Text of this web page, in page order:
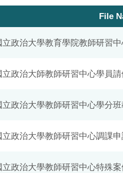
File
立政治大學教育學院教師研習
立政治大師教師研習中心學員
立政治大學教師研習中心學分
立政治大學教師研習中心調課
立政治大學教師研習中心特殊